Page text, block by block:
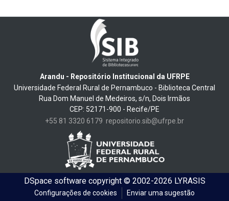
Arandu - Repositório Institucional da UFRPE
Universidade Federal Rural de Pernambuco - Biblioteca Central
Rua Dom Manuel de Medeiros, s/n, Dois Irmãos
CEP: 52171-900 - Recife/PE
+55 81 3320 6179 repositorio.sib@ufrpe.br
DSpace softwarecopyright © 2002-2026 LYRASIS
Configurações de cookies Enviar uma sugestão